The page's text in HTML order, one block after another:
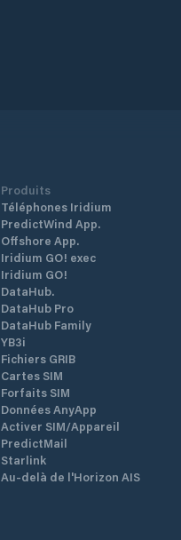
Produits
Téléphones Iridium
PredictWind App.
Offshore App.
Iridium GO! exec
Iridium GO!
DataHub.
DataHub Pro
DataHub Family
YB3i
Fichiers GRIB
Cartes SIM
Forfaits SIM
Données AnyApp
Activer SIM/Appareil
PredictMail
Starlink
Au-delà de l'Horizon AIS